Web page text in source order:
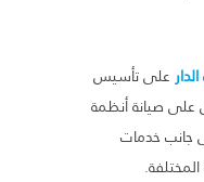
على تأسيس
على صيانة أنظمة
جانب خدمات
المختلفة.